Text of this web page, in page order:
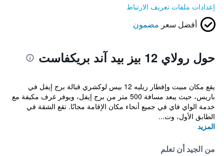
إعدادات ملفات تعريف الارتباط
أفضل سعر مضمون
حول رولاي 12 بيز بيد آند بريكفاست
يقع مكان مبيت وإفطار ريليه 12 بيس لوكشري قبالة برج إيفل في
باريس، حيث يبعد مسافة 500 متر من برج إيفل، ويوفر غرف مكيفة مع
خدمة الواي فاي في جميع أنحاء مكان الإقامة مجانًا. تقع الشقة في
الطابق الأول، وت...
المزيد
من الجيد أن تعلم